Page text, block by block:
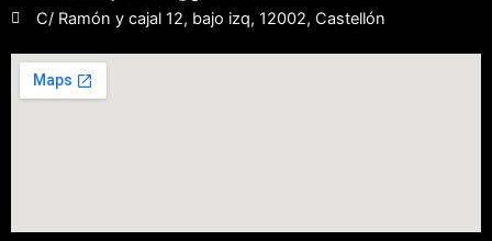
C/ Ramón y cajal 12, bajo izq, 12002, Castellón